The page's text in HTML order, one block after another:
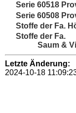
Serie 60518
Serie 60508
Stoffe der Fa.
Stoffe der Fa.
Saum &
Letzte Änderung:
2024-10-18